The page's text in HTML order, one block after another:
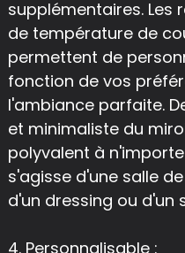
supplémentaires. Les
de température de
permettent de
fonction de vos
l'ambiance parfaite.
et minimaliste du
polyvalent à
s'agisse d'une salle
d'un dressing ou d'un
4. Personnalisable :